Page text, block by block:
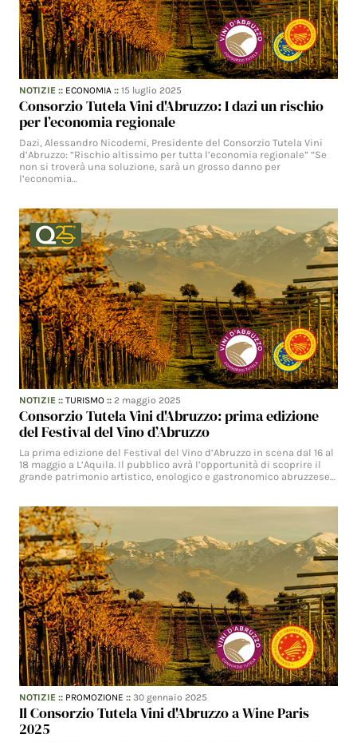
NOTIZIE :: ECONOMIA ::15 luglio 2025
Consorzio Tutela Vini d'Abruzzo: I dazi un rischio
per l’economia regionale
Dazi, Alessandro Nicodemi, Presidente del Consorzio Tutela Vini
d’Abruzzo: “Rischio altissimo per tutta l’economia regionale” “Se
non si troverà una soluzione, sarà un grosso danno per
l’economia…
NOTIZIE ::TURISMO ::2 maggio 2025
Consorzio Tutela Vini d'Abruzzo: prima edizione
del Festival del Vino d’Abruzzo
La prima edizione del Festival del Vino d’Abruzzo in scena dal 16 al
18 maggio a L’Aquila. Il pubblico avrà l’opportunità di scoprire il
grande patrimonio artistico, enologico e gastronomico abruzzese…
NOTIZIE :: PROMOZIONE ::30 gennaio 2025
Il Consorzio Tutela Vini d'Abruzzo a Wine Paris
2025